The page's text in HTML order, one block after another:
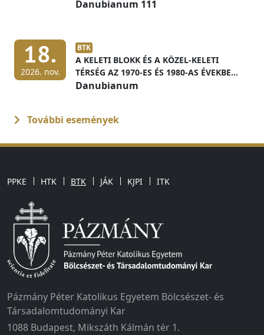
Danubianum 111
18.
2026. nov.
BTK
A KELETI BLOKK ÉS A KÖZEL-KELETI
TÉRSÉG AZ 1970-ES ÉS 1980-AS ÉVEKBEN
MAGYAR LEVÉLTÁRI FORRÁSOK
Danubianum
További események
PPKE HTK BTK JÁK KJPI ITK
Pázmány Péter Katolikus Egyetem Bölcsészet- és
Társadalomtudományi Kar
1088 Budapest, Mikszáth Kálmán tér 1.